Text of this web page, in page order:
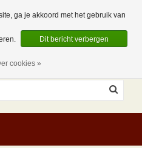
0 Artikelen
ga je akkoord met het gebruik van
Dit bericht verbergen
cookies »